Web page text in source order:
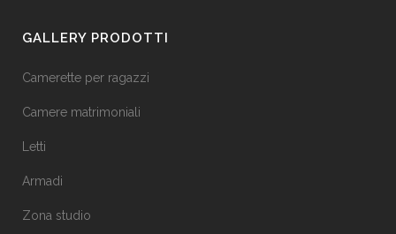
GALLERY PRODOTTI
Camerette per ragazzi
Camere matrimoniali
Letti
Armadi
Zona studio